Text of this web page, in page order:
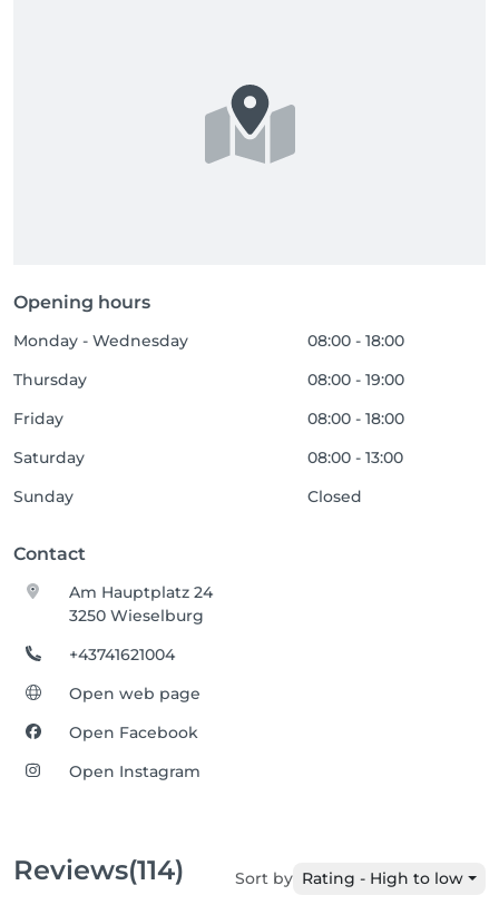
Opening hours
Monday - Wednesday
08:00 - 18:00
Thursday
08:00 - 19:00
Friday
08:00 - 18:00
Saturday
08:00 - 13:00
Sunday
Closed
Contact
Am Hauptplatz 24
3250 Wieselburg
+43741621004
Open web page
Open Facebook
Open Instagram
Reviews(114) Sort by Rating - High to low